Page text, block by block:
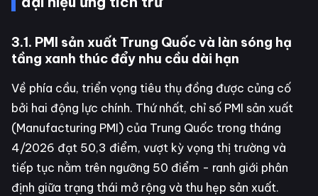
3.1. PMI sản xuất Trung Quốc và làn sóng hạ
tầng xanh thúc đẩy nhu cầu dài hạn
Về phía cầu, triển vọng tiêu thụ đồng được củng cố
bởi hai động lực chính. Thứ nhất, chỉ số PMI sản xuất
(Manufacturing PMI) của Trung Quốc trong tháng
4/2026 đạt 50,3 điểm, vượt kỳ vọng thị trường và
tiếp tục nằm trên ngưỡng 50 điểm - ranh giới phân
định giữa trạng thái mở rộng và thu hẹp sản xuất.